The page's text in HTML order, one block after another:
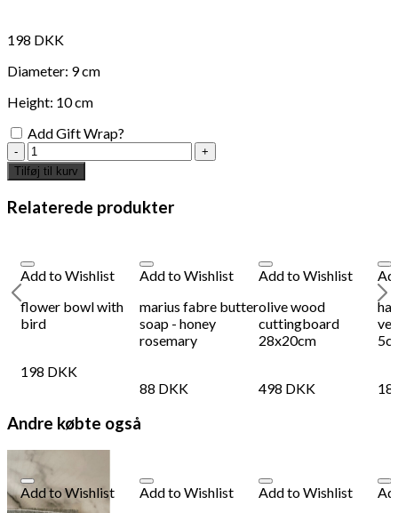
Add to Wishlist
198 DKK
Diameter: 9 cm
Height: 10 cm
Add Gift Wrap?
Ceramic
tea
cup
with
flowers
Tilføj til kurv
Relaterede produkter
Add to Wishlist
flower bowl with
bird
198 DKK
Add to Wishlist
marius fabre butter
soap - honey
rosemary
88 DKK
Add to Wishlist
olive wood
cuttingboard
28x20cm
498 DKK
Andre købte også
Add to Wishlist
Add to Wishlist
Add to Wishlist